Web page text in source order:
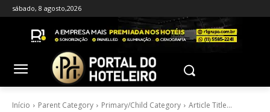
sábado, 8 agosto,2026
Início Parent Category Primary/Child Category Article Title...